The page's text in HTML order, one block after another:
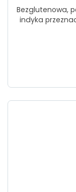
Bezglutenowa,
indyka